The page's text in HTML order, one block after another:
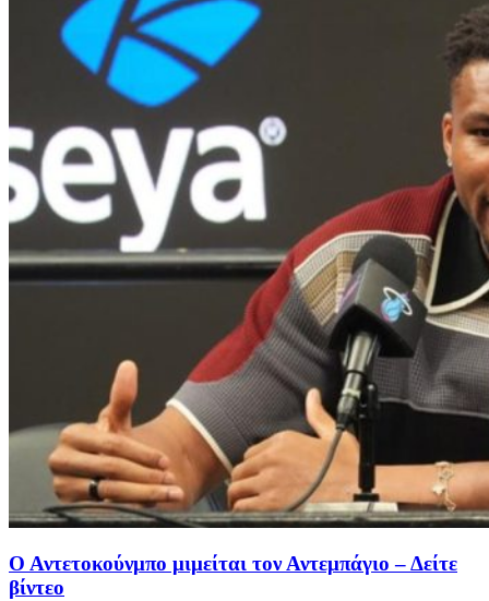
Ο Αντετοκούνμπο μιμείται τον Αντεμπάγιο – Δείτε
βίντεο